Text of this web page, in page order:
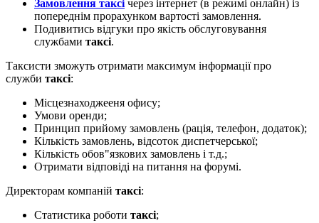
Замовлення таксі через інтернет (в режимі онлайн) із
попереднім прорахунком вартості замовлення.
Подивитись відгуки про якість обслуговування
службами таксі.
Таксисти зможуть отримати максимум інформації про
служби таксі:
Місцезнаходжееня офису;
Умови оренди;
Принцип прийому замовлень (рація, телефон, додаток);
Кількість замовлень, відсоток диспетчерської;
Кількість обов"язкових замовлень і т.д.;
Отримати відповіді на питання на форумі.
Директорам компаній таксі:
Статистика роботи таксі;